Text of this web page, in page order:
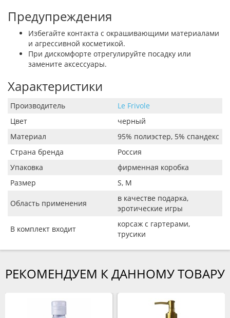
Предупреждения
Избегайте контакта с окрашивающими материалами
и агрессивной косметикой.
При дискомфорте отрегулируйте посадку или
замените аксессуары.
Характеристики
Производитель
Le Frivole
Цвет
черный
Материал
95% полиэстер, 5% спандекс
Страна бренда
Россия
Упаковка
фирменная коробка
Размер
S, M
Область применения
в качестве подарка,
эротические игры
В комплект входит
корсаж с гартерами,
трусики
РЕКОМЕНДУЕМ К ДАННОМУ ТОВАРУ